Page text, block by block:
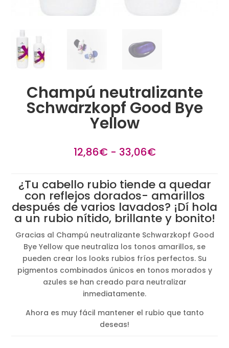
Champú neutralizante
Schwarzkopf Good Bye
Yellow
12,86€ - 33,06€Rango
desde
12,86€
hasta
33,06€
¿Tu cabello rubio tiende a quedar
con reflejos dorados- amarillos
después de varios lavados? ¡Dí hola
a un rubio nítido, brillante y bonito!
Gracias al Champú neutralizante Schwarzkopf Good
Bye Yellow que neutraliza los tonos amarillos, se
pueden crear los looks rubios fríos perfectos. Su
pigmentos combinados únicos en tonos morados y
azules se han creado para neutralizar
inmediatamente.
Ahora es muy fácil mantener el rubio que tanto
deseas!